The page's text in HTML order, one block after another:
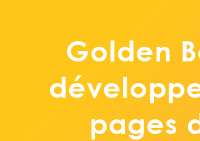
Golden
pages